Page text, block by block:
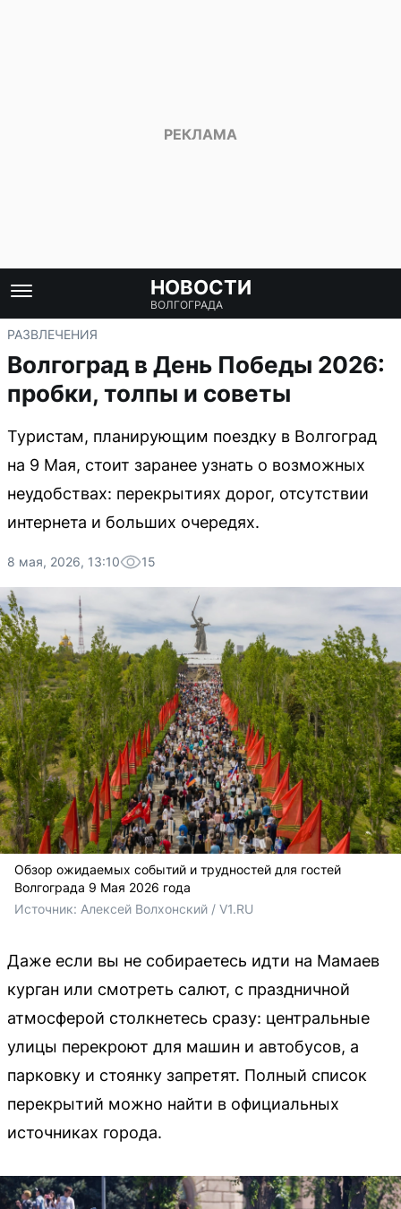
НОВОСТИ
ВОЛГОГРАДА
РАЗВЛЕЧЕНИЯ
Волгоград в День Победы 2026:
пробки, толпы и советы
Туристам, планирующим поездку в Волгоград
на 9 Мая, стоит заранее узнать о возможных
неудобствах: перекрытиях дорог, отсутствии
интернета и больших очередях.
8 мая, 2026, 13:10 15
Обзор ожидаемых событий и трудностей для гостей
Волгограда 9 Мая 2026 года
Источник: Алексей Волхонский / V1.RU
Даже если вы не собираетесь идти на Мамаев
курган или смотреть салют, с праздничной
атмосферой столкнетесь сразу: центральные
улицы перекроют для машин и автобусов, а
парковку и стоянку запретят. Полный список
перекрытий можно найти в официальных
источниках города.